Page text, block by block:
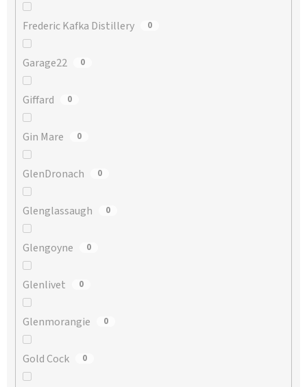
Frederic Kafka Distillery 0
Garage22 0
Giffard 0
Gin Mare 0
GlenDronach 0
Glenglassaugh 0
Glengoyne 0
Glenlivet 0
Glenmorangie 0
Gold Cock 0